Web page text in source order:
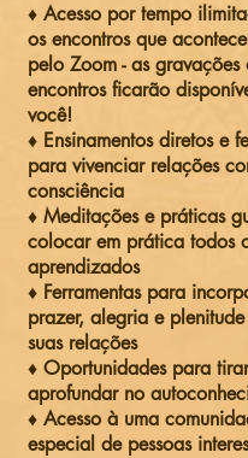
♦ Acesso por tempo
os encontros que
pelo Zoom - as gravações
encontros ficarão
você!
♦ Ensinamentos diretos e
para vivenciar relações
consciência
♦ Meditações e práticas
colocar em prática todos
aprendizados
♦ Ferramentas para
prazer, alegria e
suas relações
♦ Oportunidades para
aprofundar no
♦ Acesso à uma
especial de pessoas